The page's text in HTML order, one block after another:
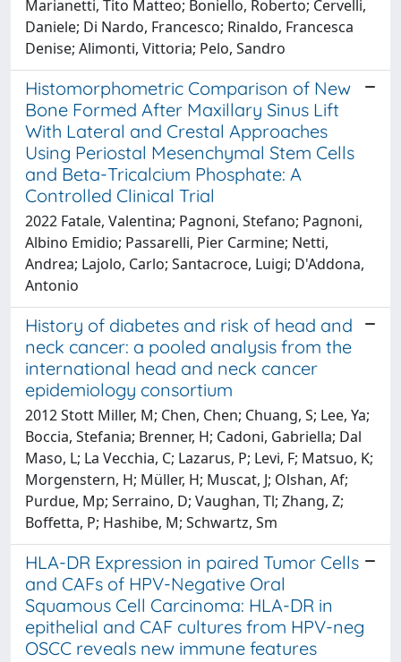
Marianetti, Tito Matteo; Boniello, Roberto; Cervelli,
Daniele; Di Nardo, Francesco; Rinaldo, Francesca
Denise; Alimonti, Vittoria; Pelo, Sandro
Histomorphometric Comparison of New
Bone Formed After Maxillary Sinus Lift
With Lateral and Crestal Approaches
Using Periostal Mesenchymal Stem Cells
and Beta-Tricalcium Phosphate: A
Controlled Clinical Trial
2022 Fatale, Valentina; Pagnoni, Stefano; Pagnoni,
Albino Emidio; Passarelli, Pier Carmine; Netti,
Andrea; Lajolo, Carlo; Santacroce, Luigi; D'Addona,
Antonio
History of diabetes and risk of head and
neck cancer: a pooled analysis from the
international head and neck cancer
epidemiology consortium
2012 Stott Miller, M; Chen, Chen; Chuang, S; Lee, Ya;
Boccia, Stefania; Brenner, H; Cadoni, Gabriella; Dal
Maso, L; La Vecchia, C; Lazarus, P; Levi, F; Matsuo, K;
Morgenstern, H; Müller, H; Muscat, J; Olshan, Af;
Purdue, Mp; Serraino, D; Vaughan, Tl; Zhang, Z;
Boffetta, P; Hashibe, M; Schwartz, Sm
HLA-DR Expression in paired Tumor Cells
and CAFs of HPV-Negative Oral
Squamous Cell Carcinoma: HLA-DR in
epithelial and CAF cultures from HPV-neg
OSCC reveals new immune features